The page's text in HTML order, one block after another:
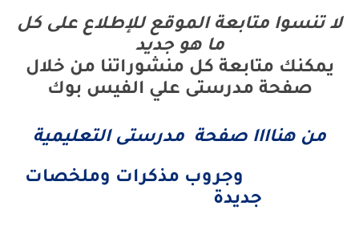
لا تنسوا متابعة الموقع للإطلاع على كل
ما هو جديد
يمكنك متابعة كل منشوراتنا من خلال
صفحة مدرستى علي الفيس بوك
من هناااا صفحة مدرستى التعليمية
وجروب مذكرات وملخصات
جديدة